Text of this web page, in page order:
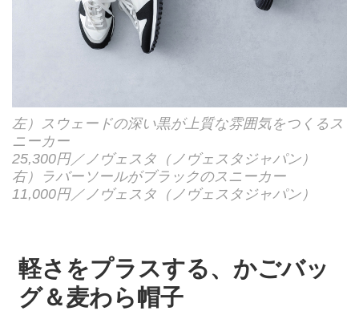
左）スウェードの深い黒が上質な雰囲気をつくるス
ニーカー
25,300円／ノヴェスタ（ノヴェスタジャパン）
右）ラバーソールがブラックのスニーカー
11,000円／ノヴェスタ（ノヴェスタジャパン）
軽さをプラスする、かごバッ
グ＆麦わら帽子